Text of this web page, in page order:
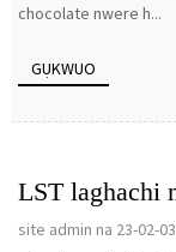
chocolate nwere h...
GỤKWUO
LST laghachi
site admin na 23-02-03